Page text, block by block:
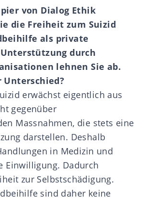
von Dialog Ethik
die Freiheit zum Suizid
als private
ützung durch
lehnen Sie ab.
erwächst eigentlich aus
gegenüber
Massnahmen, die stets eine
darstellen. Deshalb
in Medizin und
Einwilligung. Dadurch
zur Selbstschädigung.
sind daher keine